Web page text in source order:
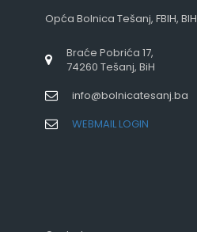
Opća Bolnica Tešanj, FBIH, BIH
Braće Pobrića 17,
74260 Tešanj, BiH
info@bolnicatesanj.ba
WEBMAIL LOGIN